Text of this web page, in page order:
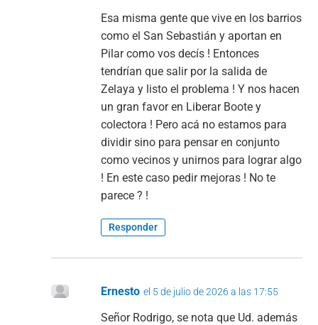
Esa misma gente que vive en los barrios
como el San Sebastián y aportan en
Pilar como vos decís ! Entonces
tendrían que salir por la salida de
Zelaya y listo el problema ! Y nos hacen
un gran favor en Liberar Boote y
colectora ! Pero acá no estamos para
dividir sino para pensar en conjunto
como vecinos y unirnos para lograr algo
! En este caso pedir mejoras ! No te
parece ? !
Responder
Ernesto el 5 de julio de 2026 a las 17:55
Señor Rodrigo, se nota que Ud. además